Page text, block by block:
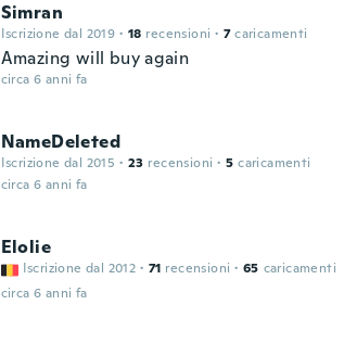
Simran
Iscrizione dal 2019 · 18 recensioni · 7 caricamenti
Amazing will buy again
circa 6 anni fa
NameDeleted
Iscrizione dal 2015 · 23 recensioni · 5 caricamenti
circa 6 anni fa
Elolie
Iscrizione dal 2012 · 71 recensioni · 65 caricamenti
circa 6 anni fa